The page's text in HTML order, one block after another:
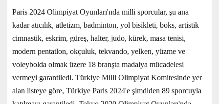
Paris 2024 Olimpiyat Oyunları'nda milli sporcular, şu ana
kadar atıcılık, atletizm, badminton, yol bisikleti, boks, artistik
cimnastik, eskrim, güreş, halter, judo, kürek, masa tenisi,
modern pentatlon, okçuluk, tekvando, yelken, yüzme ve
voleybolda olmak üzere 18 branşta madalya mücadelesi
vermeyi garantiledi. Türkiye Milli Olimpiyat Komitesinde yer
alan listeye göre, Türkiye Paris 2024'e şimdiden 89 sporcuyla